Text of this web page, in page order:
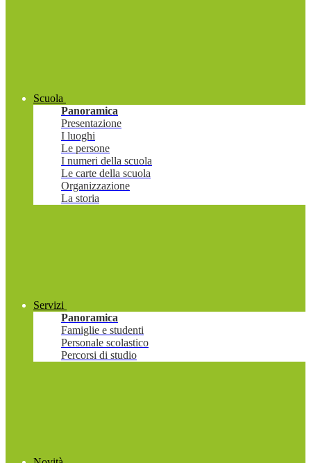
Scuola
Panoramica
Presentazione
I luoghi
Le persone
I numeri della scuola
Le carte della scuola
Organizzazione
La storia
Servizi
Panoramica
Famiglie e studenti
Personale scolastico
Percorsi di studio